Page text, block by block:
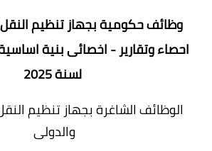
وظائف حكومية بجهاز تنظيم
احصاء وتقارير -اخصائى بنية
لسنة 2025
الوظائف الشاغرة بجهاز تنظيم
والدولى